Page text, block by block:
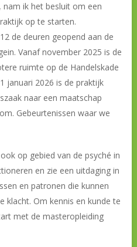
ik het besluit om een
op te starten.
de deuren geopend aan de
Vanaf november 2025 is de
ruimte op de Handelskade
januari 2026 is de praktijk
naar een maatschap
Gebeurtenissen waar we
op gebied van de psyché in
en zie een uitdaging in
en patronen die kunnen
klacht. Om kennis en kunde te
met de masteropleiding